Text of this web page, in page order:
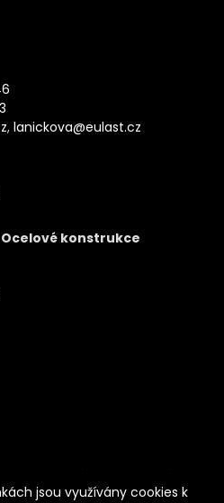
, lanickova@eulast.cz
konstrukce
ocelových konstrukcí,
typy dodávek,
jsou využívány cookies k